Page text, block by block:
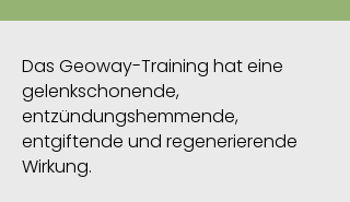
Das Geoway-Training hat eine
gelenkschonende,
entzündungshemmende,
entgiftende und regenerierende
Wirkung.